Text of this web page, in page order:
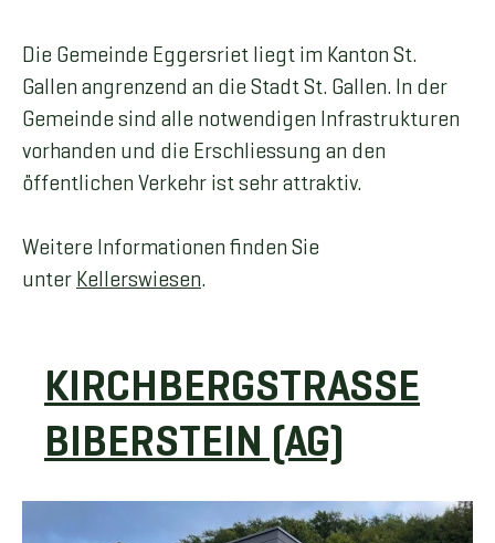
Die Gemeinde Eggersriet liegt im Kanton St.
Gallen angrenzend an die Stadt St. Gallen. In der
Gemeinde sind alle notwendigen Infrastrukturen
vorhanden und die Erschliessung an den
öffentlichen Verkehr ist sehr attraktiv.
Weitere Informationen finden Sie
unter Kellerswiesen.
KIRCHBERGSTRASSE
BIBERSTEIN (AG)